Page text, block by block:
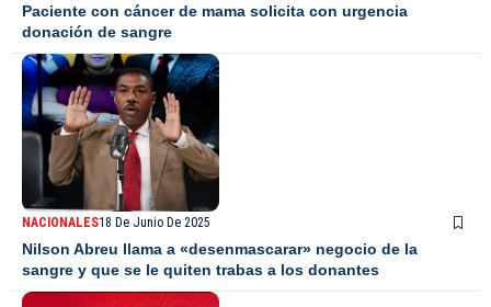
Paciente con cáncer de mama solicita con urgencia
donación de sangre
NACIONALES18 De Junio De 2025
Nilson Abreu llama a «desenmascarar» negocio de la
sangre y que se le quiten trabas a los donantes